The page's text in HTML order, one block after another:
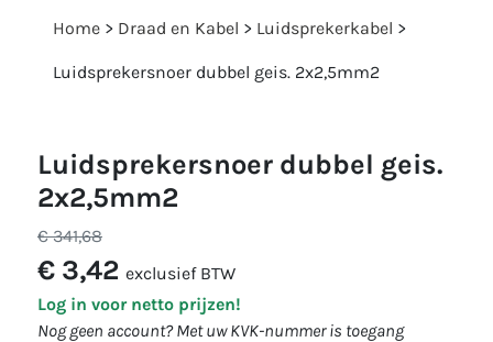
Home > Draad en Kabel > Luidsprekerkabel >
Luidsprekersnoer dubbel geis. 2x2,5mm2
luidsprekersnoer dubbel geis.
2x2,5mm2
€ 341,68
€ 3,42 exclusief BTW
Log in voor netto prijzen!
Nog geen account? Met uw KVK-nummer is toegang